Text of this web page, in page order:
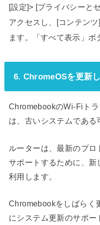
[設定]> [プライバシーと
アクセスし、[コンテン
ます。「すべて表示」ボ
6. ChromeOSを更新
ChromebookのWi-Fiト
は、古いシステムである
ルーターは、最新のプ
サポートするために、新
利用します。
Chromebookをしばらく
にシステム更新のサポ